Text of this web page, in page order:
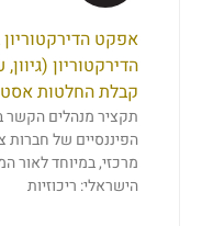
אפקט
הדירקטוריון
קבלת החלטות
תקציר מנהלים הקשר
הפיננסיים של חברות
מרכזי, במיוחד לאור
הישראלי: ריכוזיות